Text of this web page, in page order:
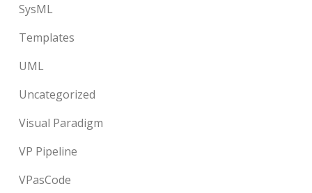
SysML
Templates
UML
Uncategorized
Visual Paradigm
VP Pipeline
VPasCode